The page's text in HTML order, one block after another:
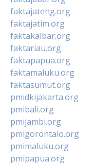
faktajateng.org
faktajatim.org
faktakalbar.org
faktariau.org
faktapapua.org
faktamaluku.org
faktasumut.org
pmidkijakarta.org
pmibali.org
pmijambi.org
pmigorontalo.org
pmimaluku.org
pmipapua.org